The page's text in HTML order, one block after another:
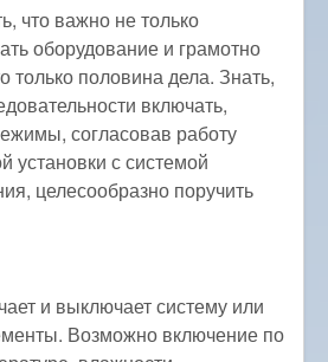
что важно не только
оборудование и грамотно
только половина дела. Знать,
включать,
согласовав работу
установки с системой
целесообразно поручить
и выключает систему или
Возможно включение по